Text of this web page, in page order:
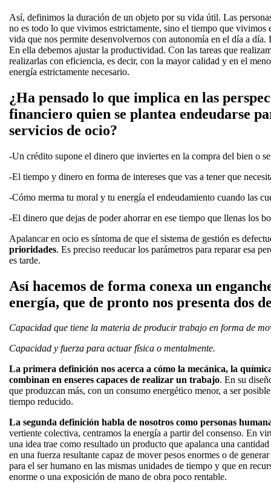
Así, definimos la duración de un objeto por su vida útil. Las
no es todo lo que vivimos estrictamente, sino el tiempo que vivimos
vida que nos permite desenvolvernos con autonomía en el día a
En ella debemos ajustar la productividad. Con las tareas que
realizarlas con eficiencia, es decir, con la mayor calidad y en el
energía estrictamente necesario.
¿Ha pensado lo que implica en las
financiero quien se plantea endeudarse
servicios de ocio?
-Un crédito supone el dinero que inviertes en la compra del bien o
-El tiempo y dinero en forma de intereses que vas a tener que
-Cómo merma tu moral y tu energía el endeudamiento cuando las
-El dinero que dejas de poder ahorrar en ese tiempo que llenas los
Apalancar en ocio es síntoma de que el sistema de gestión es
prioridades. Es preciso reeducar los parámetros para reparar esa
es tarde.
Así hacemos de forma conexa un
energía, que de pronto nos presenta dos
Capacidad que tiene la materia de producir trabajo en forma de
Capacidad y fuerza para actuar física o mentalmente.
La primera definición nos acerca a cómo la mecánica, la
combinan en enseres capaces de realizar un trabajo. En su
que produzcan más, con un consumo energético menor, a ser
tiempo reducido.
La segunda definición habla de nosotros como personas
vertiente colectiva, centramos la energía a partir del consenso. En
una idea trae como resultado un producto que apalanca una
en una fuerza resultante capaz de mover pesos enormes o de
para el ser humano en las mismas unidades de tiempo y que en
enorme o una exposición de mano de obra poco rentable.